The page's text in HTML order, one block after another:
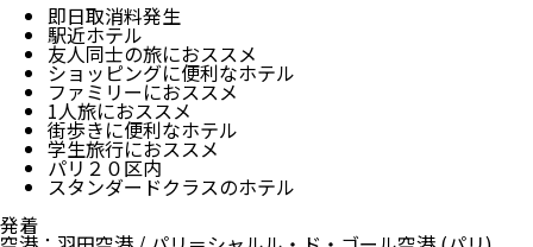
即日取消料発生
駅近ホテル
友人同士の旅におススメ
ショッピングに便利なホテル
ファミリーにおススメ
1人旅におススメ
街歩きに便利なホテル
学生旅行におススメ
パリ２０区内
スタンダードクラスのホテル
発着